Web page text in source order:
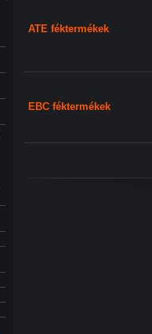
ATE féktermékek
EBC féktermékek